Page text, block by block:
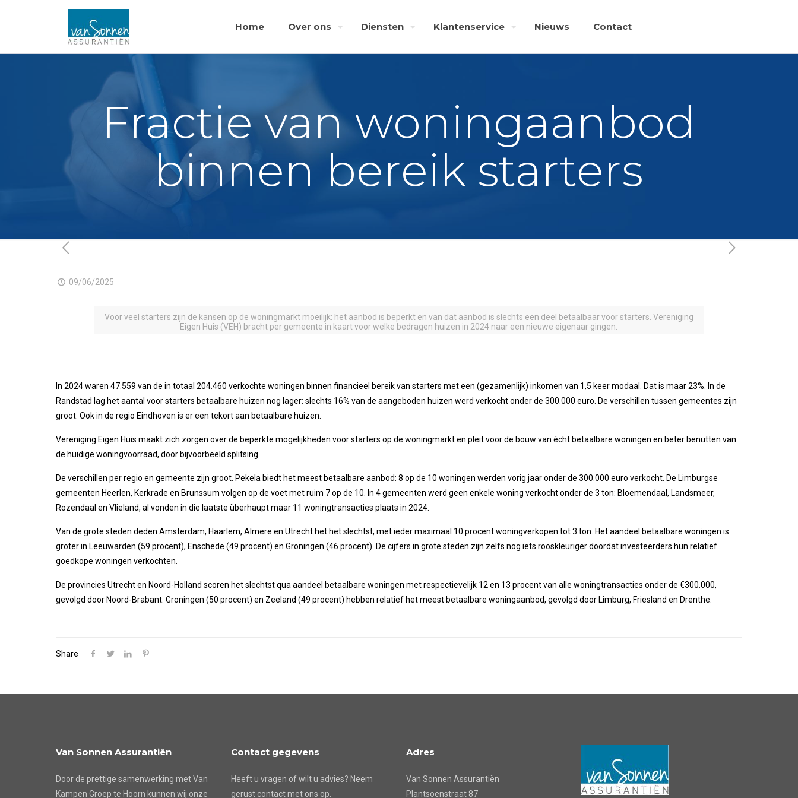
Home Over ons Diensten Klantenservice Nieuws Contact
Fractie van woningaanbod
binnen bereik starters
09/06/2025
Voor veel starters zijn de kansen op de woningmarkt moeilijk: het aanbod is beperkt en van dat aanbod is slechts een deel betaalbaar voor starters. Vereniging
Eigen Huis (VEH) bracht per gemeente in kaart voor welke bedragen huizen in 2024 naar een nieuwe eigenaar gingen.
In 2024 waren 47.559 van de in totaal 204.460 verkochte woningen binnen financieel bereik van starters met een (gezamenlijk) inkomen van 1,5 keer modaal. Dat is maar 23%. In de
Randstad lag het aantal voor starters betaalbare huizen nog lager: slechts 16% van de aangeboden huizen werd verkocht onder de 300.000 euro. De verschillen tussen gemeentes zijn
groot. Ook in de regio Eindhoven is er een tekort aan betaalbare huizen.
Vereniging Eigen Huis maakt zich zorgen over de beperkte mogelijkheden voor starters op de woningmarkt en pleit voor de bouw van écht betaalbare woningen en beter benutten van
de huidige woningvoorraad, door bijvoorbeeld splitsing.
De verschillen per regio en gemeente zijn groot. Pekela biedt het meest betaalbare aanbod: 8 op de 10 woningen werden vorig jaar onder de 300.000 euro verkocht. De Limburgse
gemeenten Heerlen, Kerkrade en Brunssum volgen op de voet met ruim 7 op de 10. In 4 gemeenten werd geen enkele woning verkocht onder de 3 ton: Bloemendaal, Landsmeer,
Rozendaal en Vlieland, al vonden in die laatste überhaupt maar 11 woningtransacties plaats in 2024.
Van de grote steden deden Amsterdam, Haarlem, Almere en Utrecht het het slechtst, met ieder maximaal 10 procent woningverkopen tot 3 ton. Het aandeel betaalbare woningen is
groter in Leeuwarden (59 procent), Enschede (49 procent) en Groningen (46 procent). De cijfers in grote steden zijn zelfs nog iets rooskleuriger doordat investeerders hun relatief
goedkope woningen verkochten.
De provincies Utrecht en Noord-Holland scoren het slechtst qua aandeel betaalbare woningen met respectievelijk 12 en 13 procent van alle woningtransacties onder de €300.000,
gevolgd door Noord-Brabant. Groningen (50 procent) en Zeeland (49 procent) hebben relatief het meest betaalbare woningaanbod, gevolgd door Limburg, Friesland en Drenthe.
Share
Van Sonnen Assurantiën
Door de prettige samenwerking met Van
Kampen Groep te Hoorn kunnen wij onze
Contact gegevens
Heeft u vragen of wilt u advies? Neem
gerust contact met ons op.
Adres
Van Sonnen Assurantiën
Plantsoenstraat 87